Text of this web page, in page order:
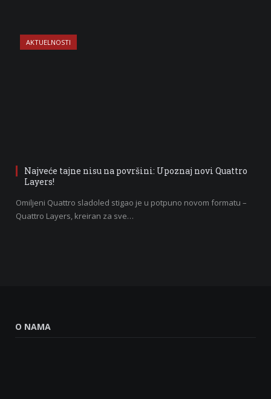
AKTUELNOSTI
Najveće tajne nisu na površini: Upoznaj novi Quattro
Layers!
Omiljeni Quattro sladoled stigao je u potpuno novom formatu –
Quattro Layers, kreiran za sve…
O NAMA